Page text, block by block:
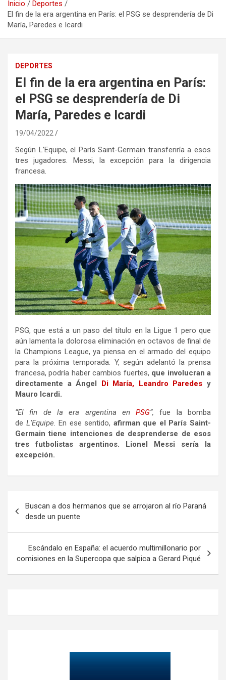
Inicio
Deportes
El fin de la era argentina en París: el PSG se desprendería de Di
María, Paredes e Icardi
DEPORTES
El fin de la era argentina en París:
el PSG se desprendería de Di
María, Paredes e Icardi
19/04/2022
Según L’Equipe, el París Saint-Germain transferiría a esos
tres jugadores. Messi, la excepción para la dirigencia
francesa.
PSG, que está a un paso del título en la Ligue 1 pero que
aún lamenta la dolorosa eliminación en octavos de final de
la Champions League, ya piensa en el armado del equipo
para la próxima temporada. Y, según adelantó la prensa
francesa, podría haber cambios fuertes, que involucran a
directamente a Ángel Di María, Leandro Paredes y
Mauro Icardi.
“El fin de la era argentina enPSG“,fue la bomba
de L’Equipe. En ese sentido, afirman que el París Saint-
Germain tiene intenciones de desprenderse de esos
tres futbolistas argentinos. Lionel Messi sería la
excepción.
de
entradas
Buscan a dos hermanos que se arrojaron al río Paraná
desde un puente
Escándalo en España: el acuerdo multimillonario por
comisiones en la Supercopa que salpica a Gerard Piqué